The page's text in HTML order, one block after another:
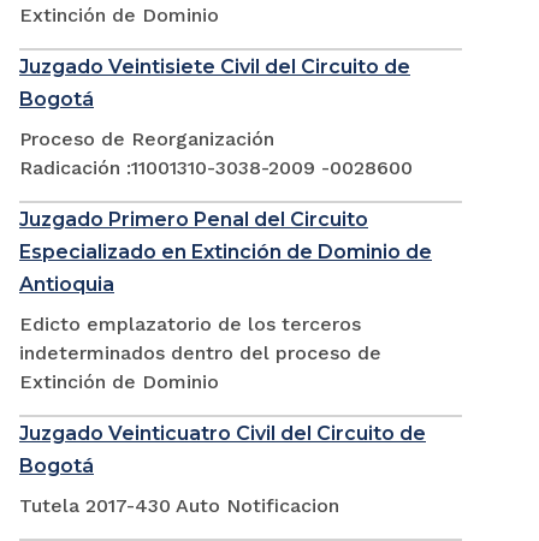
Extinción de Dominio
Juzgado Veintisiete Civil del Circuito de
Bogotá
Proceso de Reorganización
Radicación :11001310-3038-2009 -0028600
Juzgado Primero Penal del Circuito
Especializado en Extinción de Dominio de
Antioquia
Edicto emplazatorio de los terceros
indeterminados dentro del proceso de
Extinción de Dominio
Juzgado Veinticuatro Civil del Circuito de
Bogotá
Tutela 2017-430 Auto Notificacion